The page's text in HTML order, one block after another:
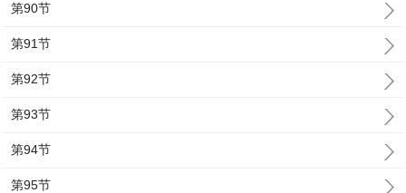
第90节
第91节
第92节
第93节
第94节
第95节